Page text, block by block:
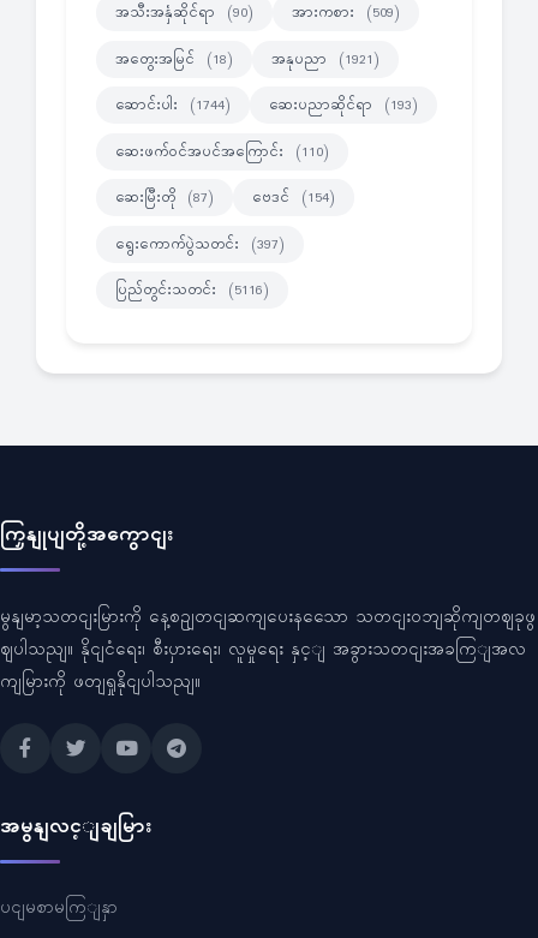
အသီးအနှံဆိုင်ရာ (90) အားကစား (509)
အတွေးအမြင် (18) အနုပညာ (1921)
ဆောင်းပါး (1744) ဆေးပညာဆိုင်ရာ (193)
ဆေးဖက်ဝင်အပင်အကြောင်း (110)
ဆေးမြီးတို (87) ဗေဒင် (154)
ရွေးကောက်ပွဲသတင်း (397)
ပြည်တွင်းသတင်း (5116)
ကြှနျုပျတို့အကွောငျး
မွနျမာ့သတငျးမြားကို နေ့စဥျတငျဆကျပေးနသေော သတငျးဝဘျဆိုကျတဈခုဖွ
ဈပါသညျ။ နိုငျငံရေး၊ စီးပှားရေး၊ လူမှုရေး နှင့ျ အခွားသတငျးအခကြျအလ
ကျမြားကို ဖတျရှုနိုငျပါသညျ။
အမွနျလင့ျချမြား
ပငျမစာမကြျနှာ